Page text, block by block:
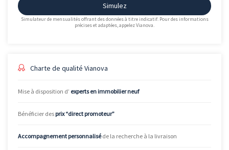
Simulez
Simulateur de mensualités offrant des données à titre indicatif. Pour des informations
précises et adaptées, appelez Vianova.
Charte de qualité Vianova
Mise à disposition d’ experts en immobilier neuf
Bénéficier des prix “direct promoteur”
Accompagnement personnaliséde la recherche à la livraison